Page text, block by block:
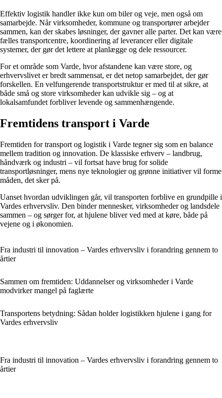
Effektiv logistik handler ikke kun om biler og veje, men også om
samarbejde. Når virksomheder, kommune og transportører arbejder
sammen, kan der skabes løsninger, der gavner alle parter. Det kan være
fælles transportcentre, koordinering af leverancer eller digitale
systemer, der gør det lettere at planlægge og dele ressourcer.
For et område som Varde, hvor afstandene kan være store, og
erhvervslivet er bredt sammensat, er det netop samarbejdet, der gør
forskellen. En velfungerende transportstruktur er med til at sikre, at
både små og store virksomheder kan udvikle sig – og at
lokalsamfundet forbliver levende og sammenhængende.
Fremtidens transport i Varde
Fremtiden for transport og logistik i Varde tegner sig som en balance
mellem tradition og innovation. De klassiske erhverv – landbrug,
håndværk og industri – vil fortsat have brug for solide
transportløsninger, mens nye teknologier og grønne initiativer vil forme
måden, det sker på.
Uanset hvordan udviklingen går, vil transporten forblive en grundpille i
Vardes erhvervsliv. Den binder mennesker, virksomheder og landsdele
sammen – og sørger for, at hjulene bliver ved med at køre, både på
vejene og i økonomien.
Fra industri til innovation – Vardes erhvervsliv i forandring gennem to
årtier
Sammen om fremtiden: Uddannelser og virksomheder i Varde
modvirker mangel på faglærte
Transportens betydning: Sådan holder logistikken hjulene i gang for
Vardes erhvervsliv
Fra industri til innovation – Vardes erhvervsliv i forandring gennem to
årtier